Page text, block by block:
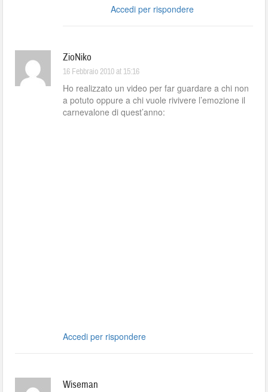
Accedi per rispondere
ZioNiko
16 Febbraio 2010 at 15:16
Ho realizzato un video per far guardare a chi non
a potuto oppure a chi vuole rivivere l’emozione il
carnevalone di quest’anno:
Accedi per rispondere
Wiseman